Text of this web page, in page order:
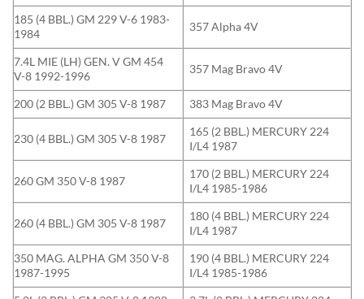
185 (4 BBL.) GM 229 V-6 1983-
1984
357 Alpha 4V
7.4L MIE (LH) GEN. V GM 454
V-8 1992-1996
357 Mag Bravo 4V
200 (2 BBL.) GM 305 V-8 1987 383 Mag Bravo 4V
230 (4 BBL.) GM 305 V-8 1987
165 (2 BBL.) MERCURY 224
I/L4 1987
260 GM 350 V-8 1987
170 (2 BBL.) MERCURY 224
I/L4 1985-1986
260 (4 BBL.) GM 305 V-8 1987
180 (4 BBL.) MERCURY 224
I/L4 1987
350 MAG. ALPHA GM 350 V-8
1987-1995
190 (4 BBL.) MERCURY 224
I/L4 1985-1986